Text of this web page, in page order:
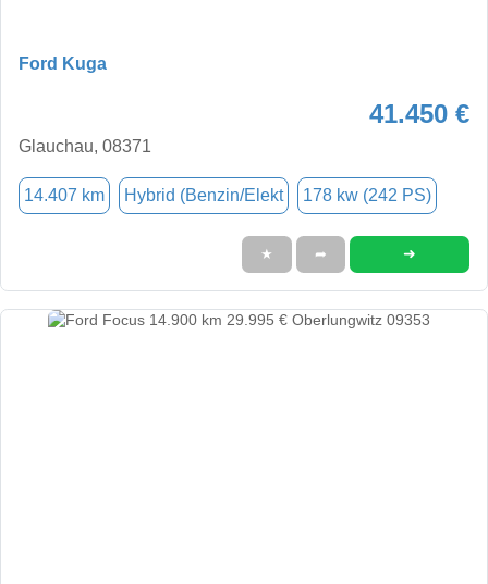
Ford Kuga
41.450 €
Glauchau, 08371
14.407 km Hybrid (Benzin/Elekt 178 kw (242 PS)
★ ➦ ➜